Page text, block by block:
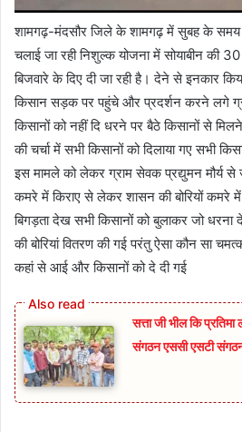
शामगढ़-मंदसौर जिले के शामगढ़ में सुबह के समय
चलाई जा रही निशुल्क योजना में सोयाबीन की 30
बिजवारे के दिए दी जा रही है। देने से इनकार
किसान सड़क पर पहुंचे और प्रदर्शन करने लगे
किसानों को नहीं दि धरने पर बैठे किसानों से
की चर्चा में सभी किसानों को दिलाया गए सभी
इस मामले को लेकर ग्राम सेवक प्रद्युमन मौर्य से
कमरे में किराए से लेकर शासन की बोरियों कमरे
बिगड़ता देख सभी किसानों को बुलाकर जो धरना
की बोरियां वितरण की गई परंतु ऐसा कौन सा
कहां से आई और किसानों को दे दी गई
सत्ता जी भील कि
संगठन एससी एसटी